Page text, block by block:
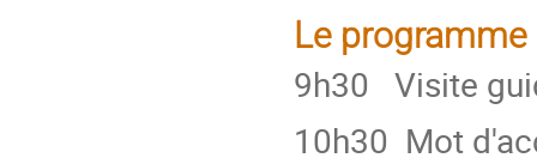
Le
9h30 Visite
10h30 Mot